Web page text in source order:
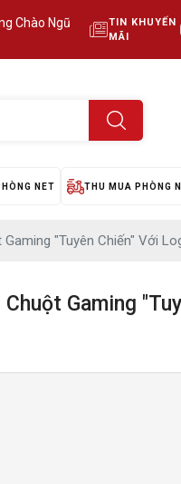
Chào Ngũ
TIN KHUYẾN
MÃI
NET THU MUA PHÒNG
"Tuyên Chiến" Với
Gaming